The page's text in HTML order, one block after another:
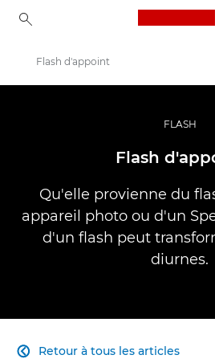
Vidéo et photographie professionnelles
Banque d'informations : source d'informations sur la photographie
Flash d'appoint
FLASH
Flash
Qu'elle provienne du
appareil photo ou d'un
d'un flash peut
diurnes.
Retour à tous les articles
